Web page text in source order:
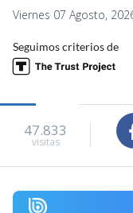
Viernes 07 Agosto,
Seguimos criterios de
47.833
visitas